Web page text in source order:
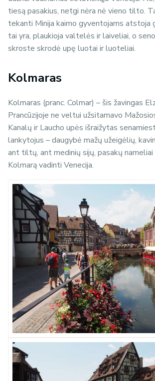
tiesą pasakius, netgi nėra nė vieno tilto.
tekanti Minija kaimo gyventojams atstoja
tai yra, plaukioja valtelės ir laiveliai, o
skroste skrodė upę luotai ir luoteliai.
Kolmaras
Kolmaras (pranc. Colmar) – šis žavingas
Prancūzijoje ne veltui užsitarnavo
Kanalų ir Laucho upės išraižytas
lankytojus – daugybė mažų užeigėlių,
ant tiltų, ant medinių sijų, pasakų
Kolmarą vadinti Venecija.